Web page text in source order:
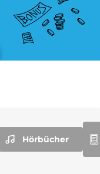
Hörbuch Abo
Hörbücher